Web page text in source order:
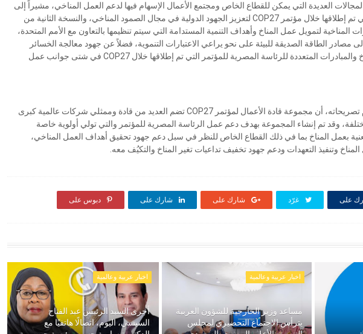
العديدة التي يمكن للقطاع الخاص ومجتمع الأعمال الإسهام فيها لدعم العمل المناخي، مشيراً إلى
أجندة التكيُف مع تغير المناخ التي تم إطلاقها خلال مؤتمر COP27 لتعزيز الجهود الدولية في مجال الصمود المناخي، والنسخة الثانية من
المناخية لتمويل عمل المناخ وأهداف التنمية المستدامة التي سيتم تنظيمها بالتعاون مع الأمم المتحدة،
مصادر الطاقة الصديقة للبيئة على نحو يراعي الاعتبارات التنموية، فضلاً عن جهود معالجة الخسائر
والأضرار الناجمة عن تغير المناخ والمبادرات المتعددة للرئاسة المصرية للمؤتمر التي تم إطلاقها خلال COP27 في شتى جوانب عمل
وكشف السفير أبو زيد في ختام تصريحاته، أن مجموعة قادة الأعمال لمؤتمر COP27 تضم العديد من قادة وممثلي شركات عالمية كبرى
وقد تم إنشاء المجموعة بهدف دعم عمل الرئاسة المصرية للمؤتمر والتي تولي أولوية خاصة
بعمل المناخ بما في ذلك القطاع الخاص للنظر في سبل دعم جهود تحقيق أهداف العمل المناخي،
وتنفيذ التعهدات ودعم جهود تخفيف تداعيات تغير المناخ والتكيُف معه.
على غرّد شارك على شارك على دبوس على
اخبار عربية وعالمية
مساعد وزير الخارجية للشؤون العربية
يترأس الاجتماع التحضيري لمجلس
اخبار عربية وعالمية
أجرى السيد الرئيس عبد الفتاح
السيسي، اليوم، اتصالًا هاتفيًا مع